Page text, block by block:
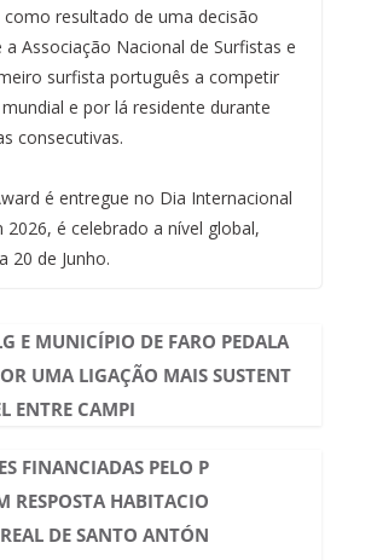
resultado de uma decisão
Associação Nacional de Surfistas e
surfista português a competir
e por lá residente durante
consecutivas.
é entregue no Dia Internacional
2026, é celebrado a nível global,
20 de Junho.
E MUNICÍPIO DE FARO PEDALA
UMA LIGAÇÃO MAIS SUSTENT
ENTRE CAMPI
FINANCIADAS PELO P
RESPOSTA HABITACIO
DE SANTO ANTÓN